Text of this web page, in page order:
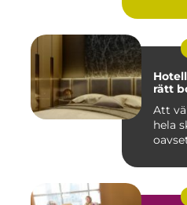
rätt
Att
hela